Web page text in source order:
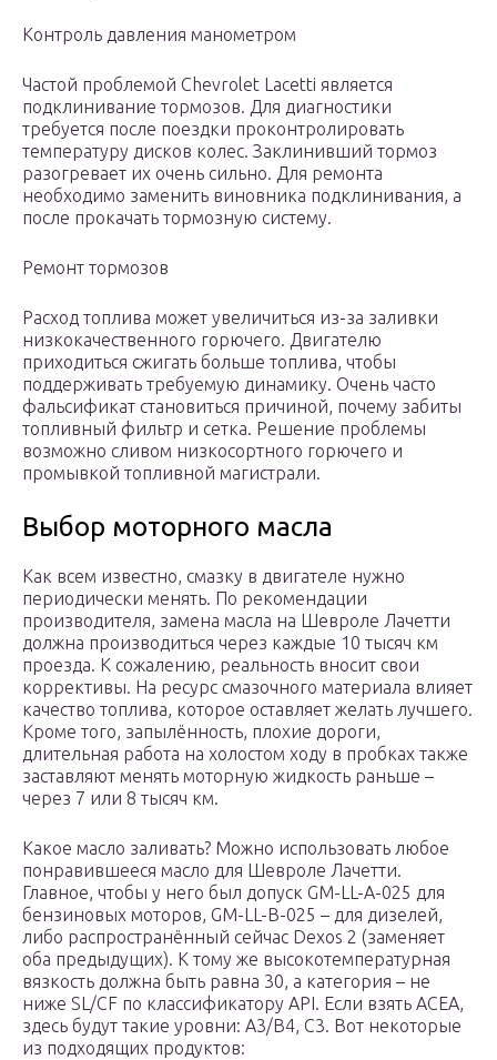
Контроль давления манометром
Частой проблемой Chevrolet Lacetti является
подклинивание тормозов. Для диагностики
требуется после поездки проконтролировать
температуру дисков колес. Заклинивший тормоз
разогревает их очень сильно. Для ремонта
необходимо заменить виновника подклинивания, а
после прокачать тормозную систему.
Ремонт тормозов
Расход топлива может увеличиться из-за заливки
низкокачественного горючего. Двигателю
приходиться сжигать больше топлива, чтобы
поддерживать требуемую динамику. Очень часто
фальсификат становиться причиной, почему забиты
топливный фильтр и сетка. Решение проблемы
возможно сливом низкосортного горючего и
промывкой топливной магистрали.
Выбор моторного масла
Как всем известно, смазку в двигателе нужно
периодически менять. По рекомендации
производителя, замена масла на Шевроле Лачетти
должна производиться через каждые 10 тысяч км
проезда. К сожалению, реальность вносит свои
коррективы. На ресурс смазочного материала влияет
качество топлива, которое оставляет желать лучшего.
Кроме того, запылённость, плохие дороги,
длительная работа на холостом ходу в пробках также
заставляют менять моторную жидкость раньше –
через 7 или 8 тысяч км.
Какое масло заливать? Можно использовать любое
понравившееся масло для Шевроле Лачетти.
Главное, чтобы у него был допуск GM-LL-A-025 для
бензиновых моторов, GM-LL-B-025 – для дизелей,
либо распространённый сейчас Dexos 2 (заменяет
оба предыдущих). К тому же высокотемпературная
вязкость должна быть равна 30, а категория – не
ниже SL/CF по классификатору API. Если взять ACEA,
здесь будут такие уровни: А3/В4, С3. Вот некоторые
из подходящих продуктов: